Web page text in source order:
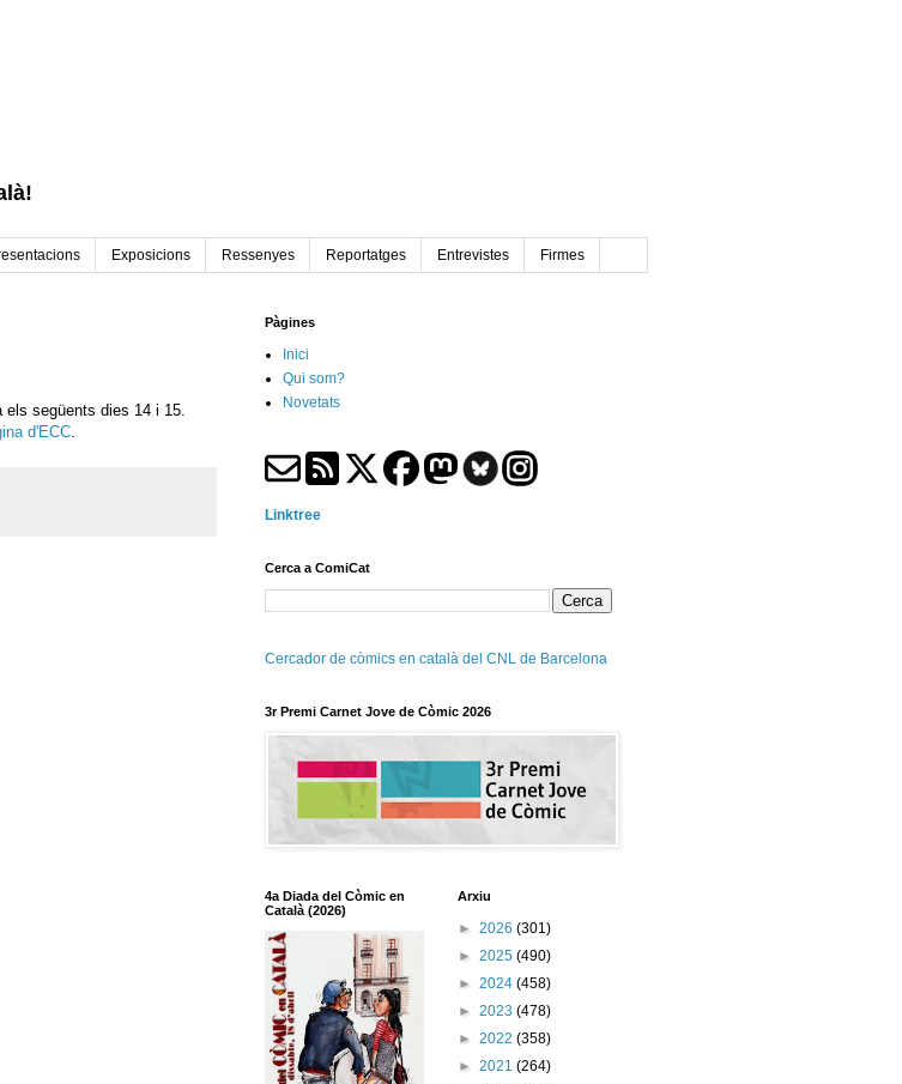
Exposicions Ressenyes Reportatges Entrevistes Firmes
els següents dies 14 i 15.
d'ECC.
Pàgines
Inici
Qui som?
Novetats
Linktree
Cerca a ComiCat
Cercador de còmics en català del CNL de Barcelona
3r Premi Carnet Jove de Còmic 2026
4a Diada del Còmic en
Català (2026)
Arxiu
► 2026 (301)
► 2025 (490)
► 2024 (458)
► 2023 (478)
► 2022 (358)
► 2021 (264)